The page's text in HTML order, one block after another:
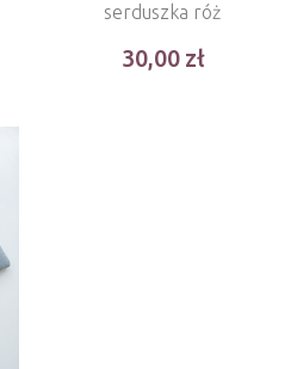
serduszka róż
30,00